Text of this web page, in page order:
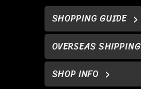
SHOPPING GUIDE
OVERSEAS SHIPPING
SHOP INFO